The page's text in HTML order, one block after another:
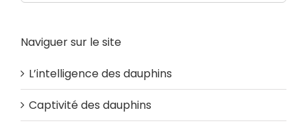
Naviguer sur le site
L’intelligence des dauphins
Captivité des dauphins